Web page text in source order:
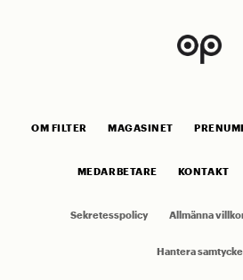
OM FILTER MAGASINET
MEDARBETARE KONTAKT
Sekretesspolicy Allmänna
Hantera samtycke